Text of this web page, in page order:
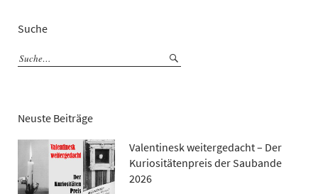
Suche
Neuste Beiträge
Valentinesk weitergedacht – Der
Kuriositätenpreis der Saubande
2026